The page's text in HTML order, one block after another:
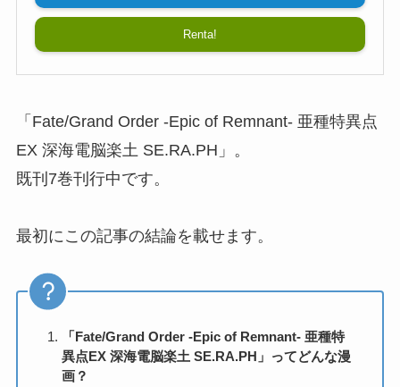
Renta!
「Fate/Grand Order -Epic of Remnant- 亜種特異点
EX 深海電脳楽土 SE.RA.PH」。
既刊7巻刊行中です。
最初にこの記事の結論を載せます。
「Fate/Grand Order -Epic of Remnant- 亜種特
異点EX 深海電脳楽土 SE.RA.PH」ってどんな漫
画？